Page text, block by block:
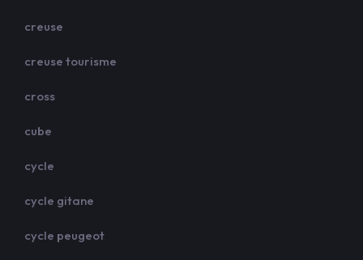
creuse
creuse tourisme
cross
cube
cycle
cycle gitane
cycle peugeot